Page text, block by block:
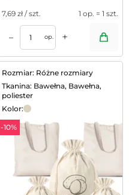
7,69 zł / szt. 1 op. = 1 szt.
– op. +
Rozmiar: Różne rozmiary
Tkanina: Bawełna, Bawełna,
poliester
Kolor:
-10%